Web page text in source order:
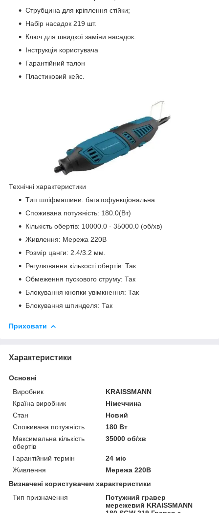
Струбцина для кріплення стійки;
Набір насадок 219 шт.
Ключ для швидкої заміни насадок.
Інструкція користувача
Гарантійний талон
Пластиковий кейс.
Технічні характеристики
Тип шліфмашини: багатофункціональна
Споживана потужність: 180.0(Вт)
Кількість обертів: 10000.0 - 35000.0 (об/хв)
Живлення: Мережа 220В
Розмір цанги: 2.4/3.2 мм.
Регулювання кількості обертів: Так
Обмеження пускового струму: Так
Блокування кнопки увімкнення: Так
Блокування шпинделя: Так
Приховати
Характеристики
Основні
Виробник
KRAISSMANN
Країна виробник
Німеччина
Стан
Новий
Споживана потужність
180 Вт
Максимальна кількість
обертів
35000 об/хв
Гарантійний термін
24 міс
Живлення
Мережа 220В
Визначені користувачем характеристики
Тип призначення
Потужний гравер
мережевий KRAISSMANN